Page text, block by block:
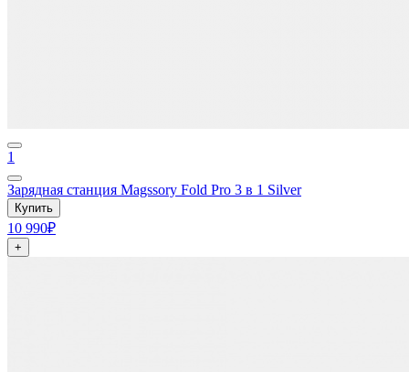
1
Зарядная станция Magssory Fold Pro 3 в 1 Silver
Купить
10 990₽
+